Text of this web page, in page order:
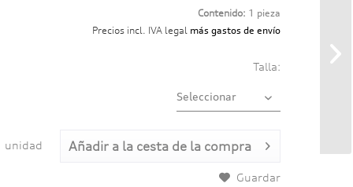
Contenido: 1 pieza
Precios incl. IVA legal más gastos de envío
Talla:
unidad Añadir a la cesta de la compra
Guardar